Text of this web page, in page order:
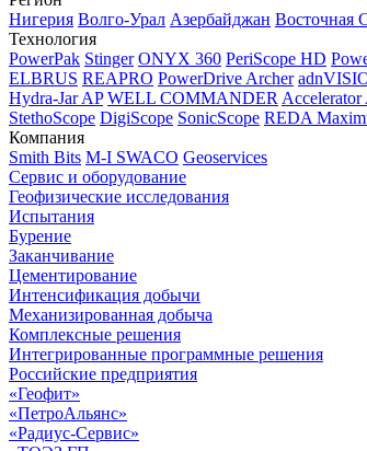
Нигерия Волго-Урал Азербайджан Восточная
Технология
PowerPak Stinger ONYX 360 PeriScope HD
ELBRUS REAPRO PowerDrive Archer
Hydra-Jar AP WELL COMMANDER Accelerator
StethoScope DigiScope SonicScope REDA
Компания
Smith Bits M-I SWACO Geoservices
Сервис и оборудование
Геофизические исследования
Испытания
Бурение
Заканчивание
Цементирование
Интенсификация добычи
Механизированная добыча
Комплексные решения
Интегрированные программные решения
Российские предприятия
«Геофит»
«ПетроАльянс»
«Радиус-Сервис»